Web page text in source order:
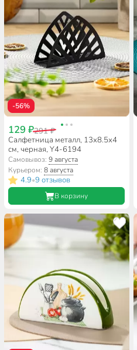
-56%
129 ₽291 ₽
Салфетница металл, 13х8.5х4
см, черная, Y4-6194
Самовывоз:9 августа
Курьером:8 августа
4.9•9 отзывов
В корзину